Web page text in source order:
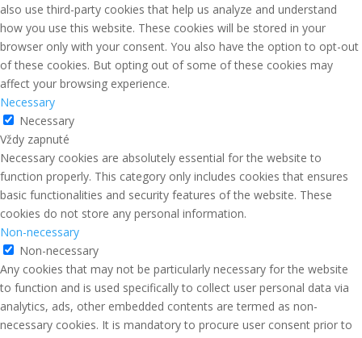
also use third-party cookies that help us analyze and understand
how you use this website. These cookies will be stored in your
browser only with your consent. You also have the option to opt-out
of these cookies. But opting out of some of these cookies may
affect your browsing experience.
Necessary
Necessary
Vždy zapnuté
Necessary cookies are absolutely essential for the website to
function properly. This category only includes cookies that ensures
basic functionalities and security features of the website. These
cookies do not store any personal information.
Non-necessary
Non-necessary
Any cookies that may not be particularly necessary for the website
to function and is used specifically to collect user personal data via
analytics, ads, other embedded contents are termed as non-
necessary cookies. It is mandatory to procure user consent prior to